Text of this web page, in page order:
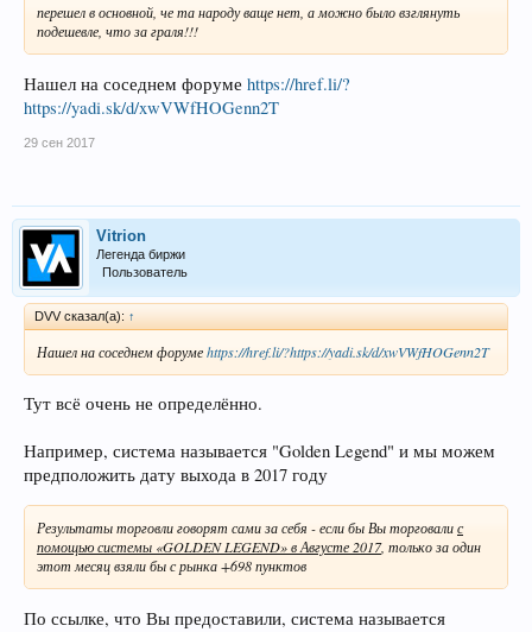
перешел в основной, че та народу ваще нет, а можно было взглянуть
подешевле, что за граля!!!
Нашел на соседнем форуме https://href.li/?
https://yadi.sk/d/xwVWfHOGenn2T
29 сен 2017
Vitrion
Легенда биржи
Пользователь
DVV сказал(а): ↑
Нашел на соседнем форумеhttps://href.li/?https://yadi.sk/d/xwVWfHOGenn2T
Тут всё очень не определённо.
Например, система называется "Golden Legend" и мы можем
предположить дату выхода в 2017 году
Результаты торговли говорят сами за себя - если бы Вы торговалис
помощью системы «GOLDEN LEGEND» в Августе 2017, только за один
этот месяц взяли бы с рынка +698 пунктов
По ссылке, что Вы предоставили, система называется